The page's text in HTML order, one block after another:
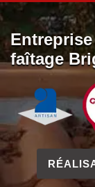
faîtage